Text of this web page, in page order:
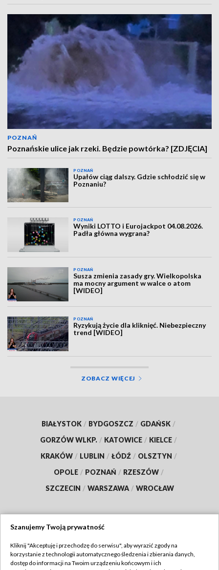
POZNAŃ
Poznańskie ulice jak rzeki. Będzie powtórka? [ZDJĘCIA]
POZNAŃ
Upałów ciąg dalszy. Gdzie schłodzić się w
Poznaniu?
POZNAŃ
Wyniki LOTTO i Eurojackpot 04.08.2026.
Padła główna wygrana?
POZNAŃ
Susza zmienia zasady gry. Wielkopolska
ma mocny argument w walce o atom
[WIDEO]
POZNAŃ
Ryzykują życie dla kliknięć. Niebezpieczny
trend [WIDEO]
ZOBACZ WIĘCEJ
BIAŁYSTOK / BYDGOSZCZ / GDAŃSK /
GORZÓW WLKP. / KATOWICE / KIELCE /
KRAKÓW / LUBLIN / ŁÓDŹ / OLSZTYN /
OPOLE / POZNAŃ / RZESZÓW /
SZCZECIN / WARSZAWA / WROCŁAW
TVP
Szanujemy Twoją prywatność
Kliknij "Akceptuję i przechodzę do serwisu", aby wyrazić zgody na
korzystanie z technologii automatycznego śledzenia i zbierania danych,
dostęp do informacji na Twoim urządzeniu końcowym i ich